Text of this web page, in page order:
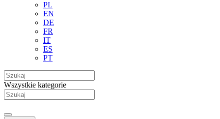
PL
EN
DE
FR
IT
ES
PT
Wszystkie kategorie